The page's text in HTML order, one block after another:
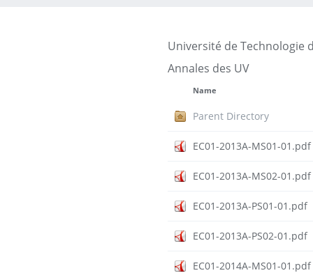
Université de Technologie
Annales des UV
Name
Parent Directory
EC01-2013A-MS01-01.pdf
EC01-2013A-MS02-01.pdf
EC01-2013A-PS01-01.pdf
EC01-2013A-PS02-01.pdf
EC01-2014A-MS01-01.pdf